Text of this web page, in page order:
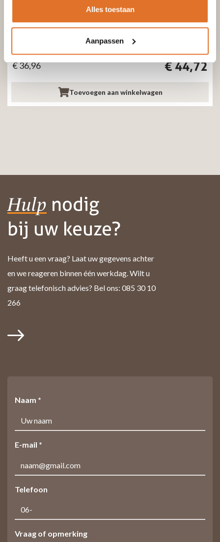
Alles toestaan
Aanpassen
Gegalvaniseerde kachelpijp
Kachelpijp gegalvaniseerd Ø200mm x 1000mm
€44,72
€36,96
Toevoegen aan winkelwagen
Hulp nodig
bij uw keuze?
Heeft u een vraag? Laat uw gegevens achter
en we reageren binnen één werkdag. Wilt u
graag telefonisch advies? Bel ons: 085 30 10
266
Naam *
E-mail *
Telefoon
Vraag of opmerking